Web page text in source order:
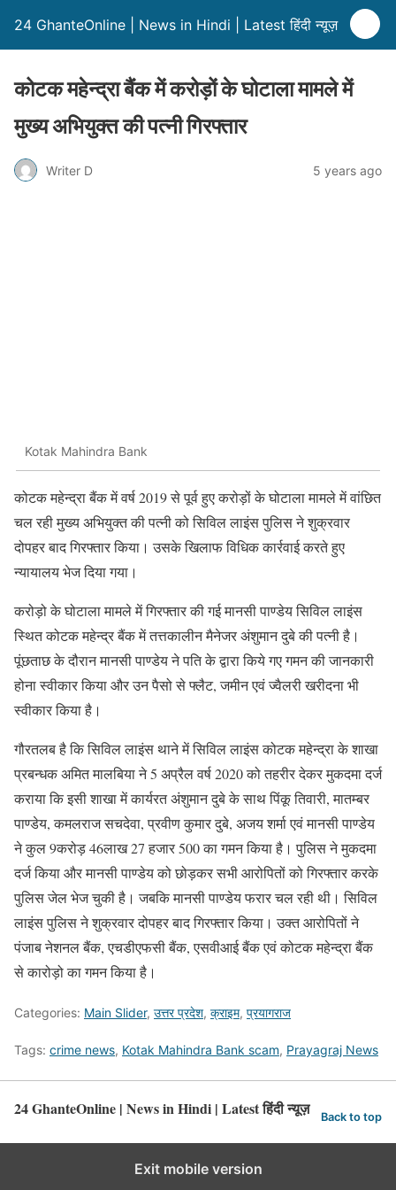
24 GhanteOnline | News in Hindi | Latest हिंदी न्यूज़
कोटक महेन्द्रा बैंक में करोड़ों के घोटाला मामले में
मुख्य अभियुक्त की पत्नी गिरफ्तार
Writer D 5 years ago
Kotak Mahindra Bank
कोटक महेन्द्रा बैंक में वर्ष 2019 से पूर्व हुए करोड़ों के घोटाला मामले में वांछित
चल रही मुख्य अभियुक्त की पत्नी को सिविल लाइंस पुलिस ने शुक्रवार
दोपहर बाद गिरफ्तार किया। उसके खिलाफ विधिक कार्रवाई करते हुए
न्यायालय भेज दिया गया।
करोड़ो के घोटाला मामले में गिरफ्तार की गई मानसी पाण्डेय सिविल लाइंस
स्थित कोटक महेन्द्र बैंक में तत्तकालीन मैनेजर अंशुमान दुबे की पत्नी है।
पूंछताछ के दौरान मानसी पाण्डेय ने पति के द्वारा किये गए गमन की जानकारी
होना स्वीकार किया और उन पैसो से फ्लैट, जमीन एवं ज्वैलरी खरीदना भी
स्वीकार किया है।
गौरतलब है कि सिविल लाइंस थाने में सिविल लाइंस कोटक महेन्द्रा के शाखा
प्रबन्धक अमित मालबिया ने 5 अप्रैल वर्ष 2020 को तहरीर देकर मुकदमा दर्ज
कराया कि इसी शाखा में कार्यरत अंशुमान दुबे के साथ पिंकू तिवारी, मातम्बर
पाण्डेय, कमलराज सचदेवा, प्रवीण कुमार दुबे, अजय शर्मा एवं मानसी पाण्डेय
ने कुल 9करोड़ 46लाख 27 हजार 500 का गमन किया है। पुलिस ने मुकदमा
दर्ज किया और मानसी पाण्डेय को छोड़कर सभी आरोपितों को गिरफ्तार करके
पुलिस जेल भेज चुकी है। जबकि मानसी पाण्डेय फरार चल रही थी। सिविल
लाइंस पुलिस ने शुक्रवार दोपहर बाद गिरफ्तार किया। उक्त आरोपितों ने
पंजाब नेशनल बैंक, एचडीएफसी बैंक, एसवीआई बैंक एवं कोटक महेन्द्रा बैंक
से कारोड़ो का गमन किया है।
Categories: Main Slider, उत्तर प्रदेश, क्राइम, प्रयागराज
Tags: crime news, Kotak Mahindra Bank scam, Prayagraj News
24 GhanteOnline | News in Hindi | Latest हिंदी न्यूज़ Back to top
Exit mobile version